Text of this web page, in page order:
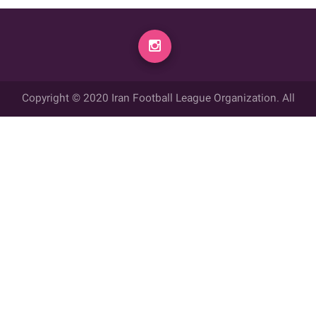
Copyright © 2020 Iran Football League Organization. All